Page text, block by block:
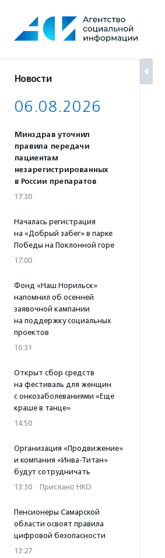
содержанию
Новости
06.08.2026
Минздрав уточнил
правила передачи
пациентам
незарегистрированных
в России препаратов
17:30
Началась регистрация
на «Добрый забег» в парке
Победы на Поклонной горе
17:00
Фонд «Наш Норильск»
напомнил об осенней
заявочной кампании
на поддержку социальных
проектов
16:31
Открыт сбор средств
на фестиваль для женщин
с онкозаболеваниями «Еще
краше в танце»
14:50
Организация «Продвижение»
и компания «Инва-Титан»
будут сотрудничать
13:30 · Прислано НКО
Пенсионеры Самарской
области освоят правила
цифровой безопасности
13:27